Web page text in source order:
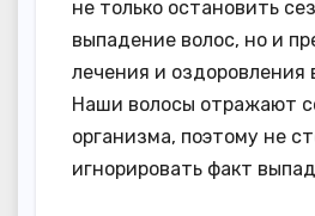
не только остановить
выпадение волос, но и
лечения и оздоровления
Наши волосы отражают
организма, поэтому не
игнорировать факт